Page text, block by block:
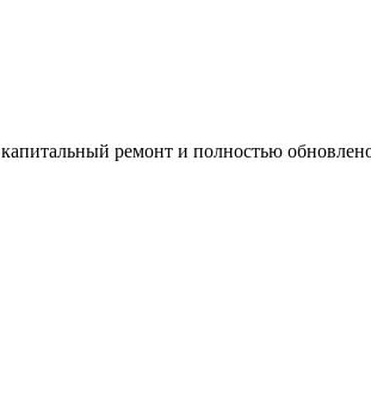
ремонт и полностью